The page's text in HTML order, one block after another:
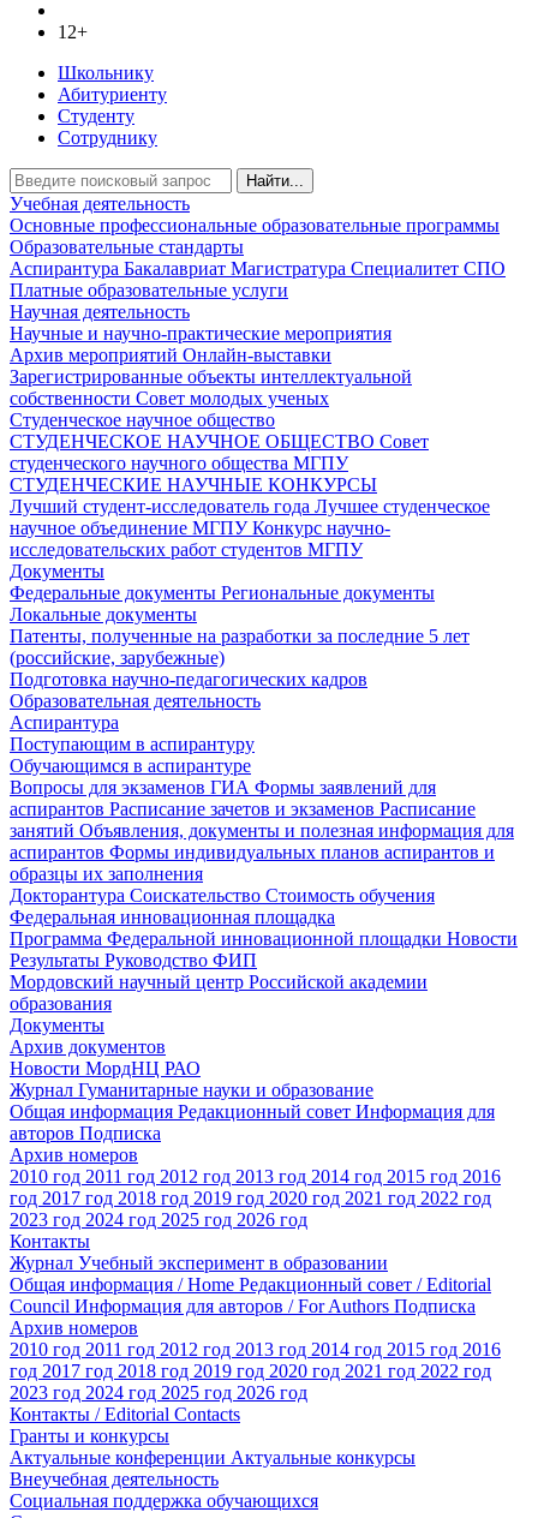
12+
Школьнику
Абитуриенту
Студенту
Сотруднику
Найти...
Учебная деятельность
Основные профессиональные образовательные программы
Образовательные стандарты
Аспирантура Бакалавриат Магистратура Специалитет СПО
Платные образовательные услуги
Научная деятельность
Научные и научно-практические мероприятия
Архив мероприятий Онлайн-выставки
Зарегистрированные объекты интеллектуальной
собственности Совет молодых ученых
Студенческое научное общество
СТУДЕНЧЕСКОЕ НАУЧНОЕ ОБЩЕСТВО Совет
студенческого научного общества МГПУ
СТУДЕНЧЕСКИЕ НАУЧНЫЕ КОНКУРСЫ
Лучший студент-исследователь года Лучшее студенческое
научное объединение МГПУКонкурс научно-
исследовательских работ студентов МГПУ
Документы
Федеральные документы Региональные документы
Локальные документы
Патенты, полученные на разработки за последние 5 лет
(российские, зарубежные)
Подготовка научно-педагогических кадров
Образовательная деятельность
Аспирантура
Поступающим в аспирантуру
Обучающимся в аспирантуре
Вопросы для экзаменов ГИА Формы заявлений для
аспирантов Расписание зачетов и экзаменов Расписание
занятий Объявления, документы и полезная информация для
аспирантов Формы индивидуальных планов аспирантов и
образцы их заполнения
Докторантура Соискательство Стоимость обучения
Федеральная инновационная площадка
Программа Федеральной инновационной площадки Новости
Результаты Руководство ФИП
Мордовский научный центр Российской академии
образования
Документы
Архив документов
Новости МордНЦ РАО
Журнал Гуманитарные науки и образование
Общая информация Редакционный совет Информация для
авторов Подписка
Архив номеров
2010 год 2011 год 2012 год 2013 год 2014 год 2015 год 2016
год 2017 год 2018 год 2019 год 2020 год 2021 год 2022 год
2023 год 2024 год 2025 год 2026 год
Контакты
Журнал Учебный эксперимент в образовании
Общая информация / Home Редакционный совет / Editorial
Council Информация для авторов / For Authors Подписка
Архив номеров
2010 год 2011 год 2012 год 2013 год 2014 год 2015 год 2016
год 2017 год 2018 год 2019 год 2020 год 2021 год 2022 год
2023 год 2024 год 2025 год 2026 год
Контакты / Editorial Contacts
Гранты и конкурсы
Актуальные конференции Актуальные конкурсы
Внеучебная деятельность
Социальная поддержка обучающихся